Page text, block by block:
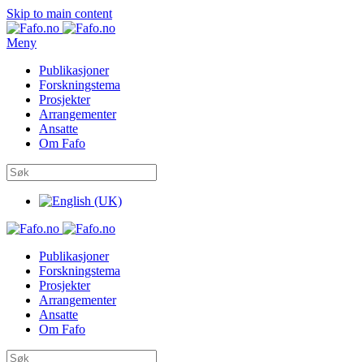
Skip to main content
Meny
Publikasjoner
Forskningstema
Prosjekter
Arrangementer
Ansatte
Om Fafo
Publikasjoner
Forskningstema
Prosjekter
Arrangementer
Ansatte
Om Fafo